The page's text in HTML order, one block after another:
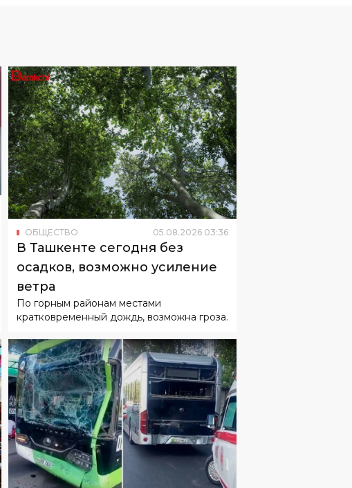
ОБЩЕСТВО 05.08.2026 03:36
В Ташкенте сегодня без
осадков, возможно усиление
ветра
По горным районам местами
кратковременный дождь, возможна гроза.